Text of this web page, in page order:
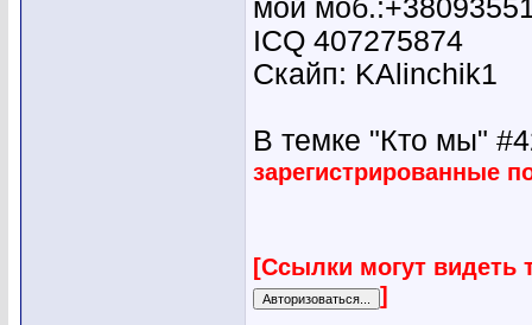
мой
ICQ 407275874
Скайп: KAlinchik1
В темке "Кто мы"
зарегистрированные
[Ссылки могут видеть
]